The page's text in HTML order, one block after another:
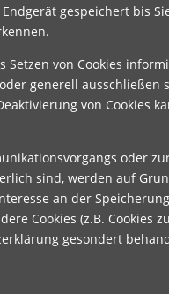
gespeichert bis
Setzen von Cookies
generell ausschließen
von Cookies
oder
sind, werden auf
an der
Cookies (z.B. Cookies
gesondert